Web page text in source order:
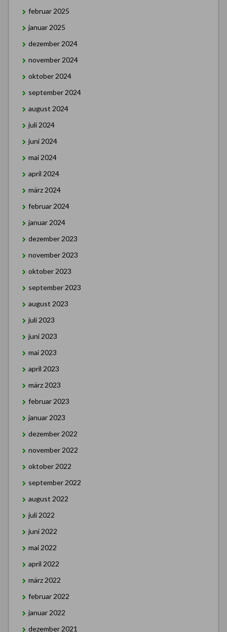
februar 2025
januar 2025
dezember 2024
november 2024
oktober 2024
september 2024
august 2024
juli 2024
juni 2024
mai 2024
april 2024
märz 2024
februar 2024
januar 2024
dezember 2023
november 2023
oktober 2023
september 2023
august 2023
juli 2023
juni 2023
mai 2023
april 2023
märz 2023
februar 2023
januar 2023
dezember 2022
november 2022
oktober 2022
september 2022
august 2022
juli 2022
juni 2022
mai 2022
april 2022
märz 2022
februar 2022
januar 2022
dezember 2021